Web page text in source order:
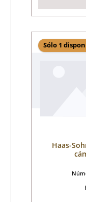
Sólo 1
Haas-